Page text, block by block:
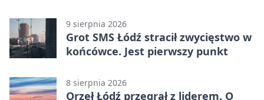
9 sierpnia 2026
Grot SMS Łódź stracił zwycięstwo w
końcówce. Jest pierwszy punkt
8 sierpnia 2026
Orzeł Łódź przegrał z liderem. O